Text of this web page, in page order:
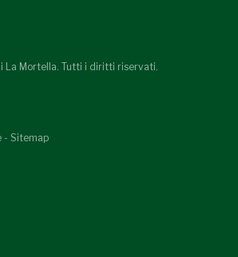
La Mortella. Tutti i diritti riservati.
- Sitemap